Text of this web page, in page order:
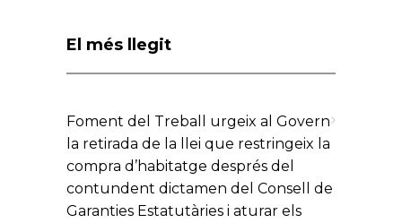
El més llegit
Foment del Treball urgeix al Govern
la retirada de la llei que restringeix la
compra d’habitatge després del
contundent dictamen del Consell de
Garanties Estatutàries i aturar els